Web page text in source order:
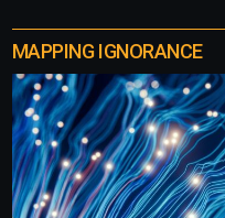
MAPPING IGNORANCE